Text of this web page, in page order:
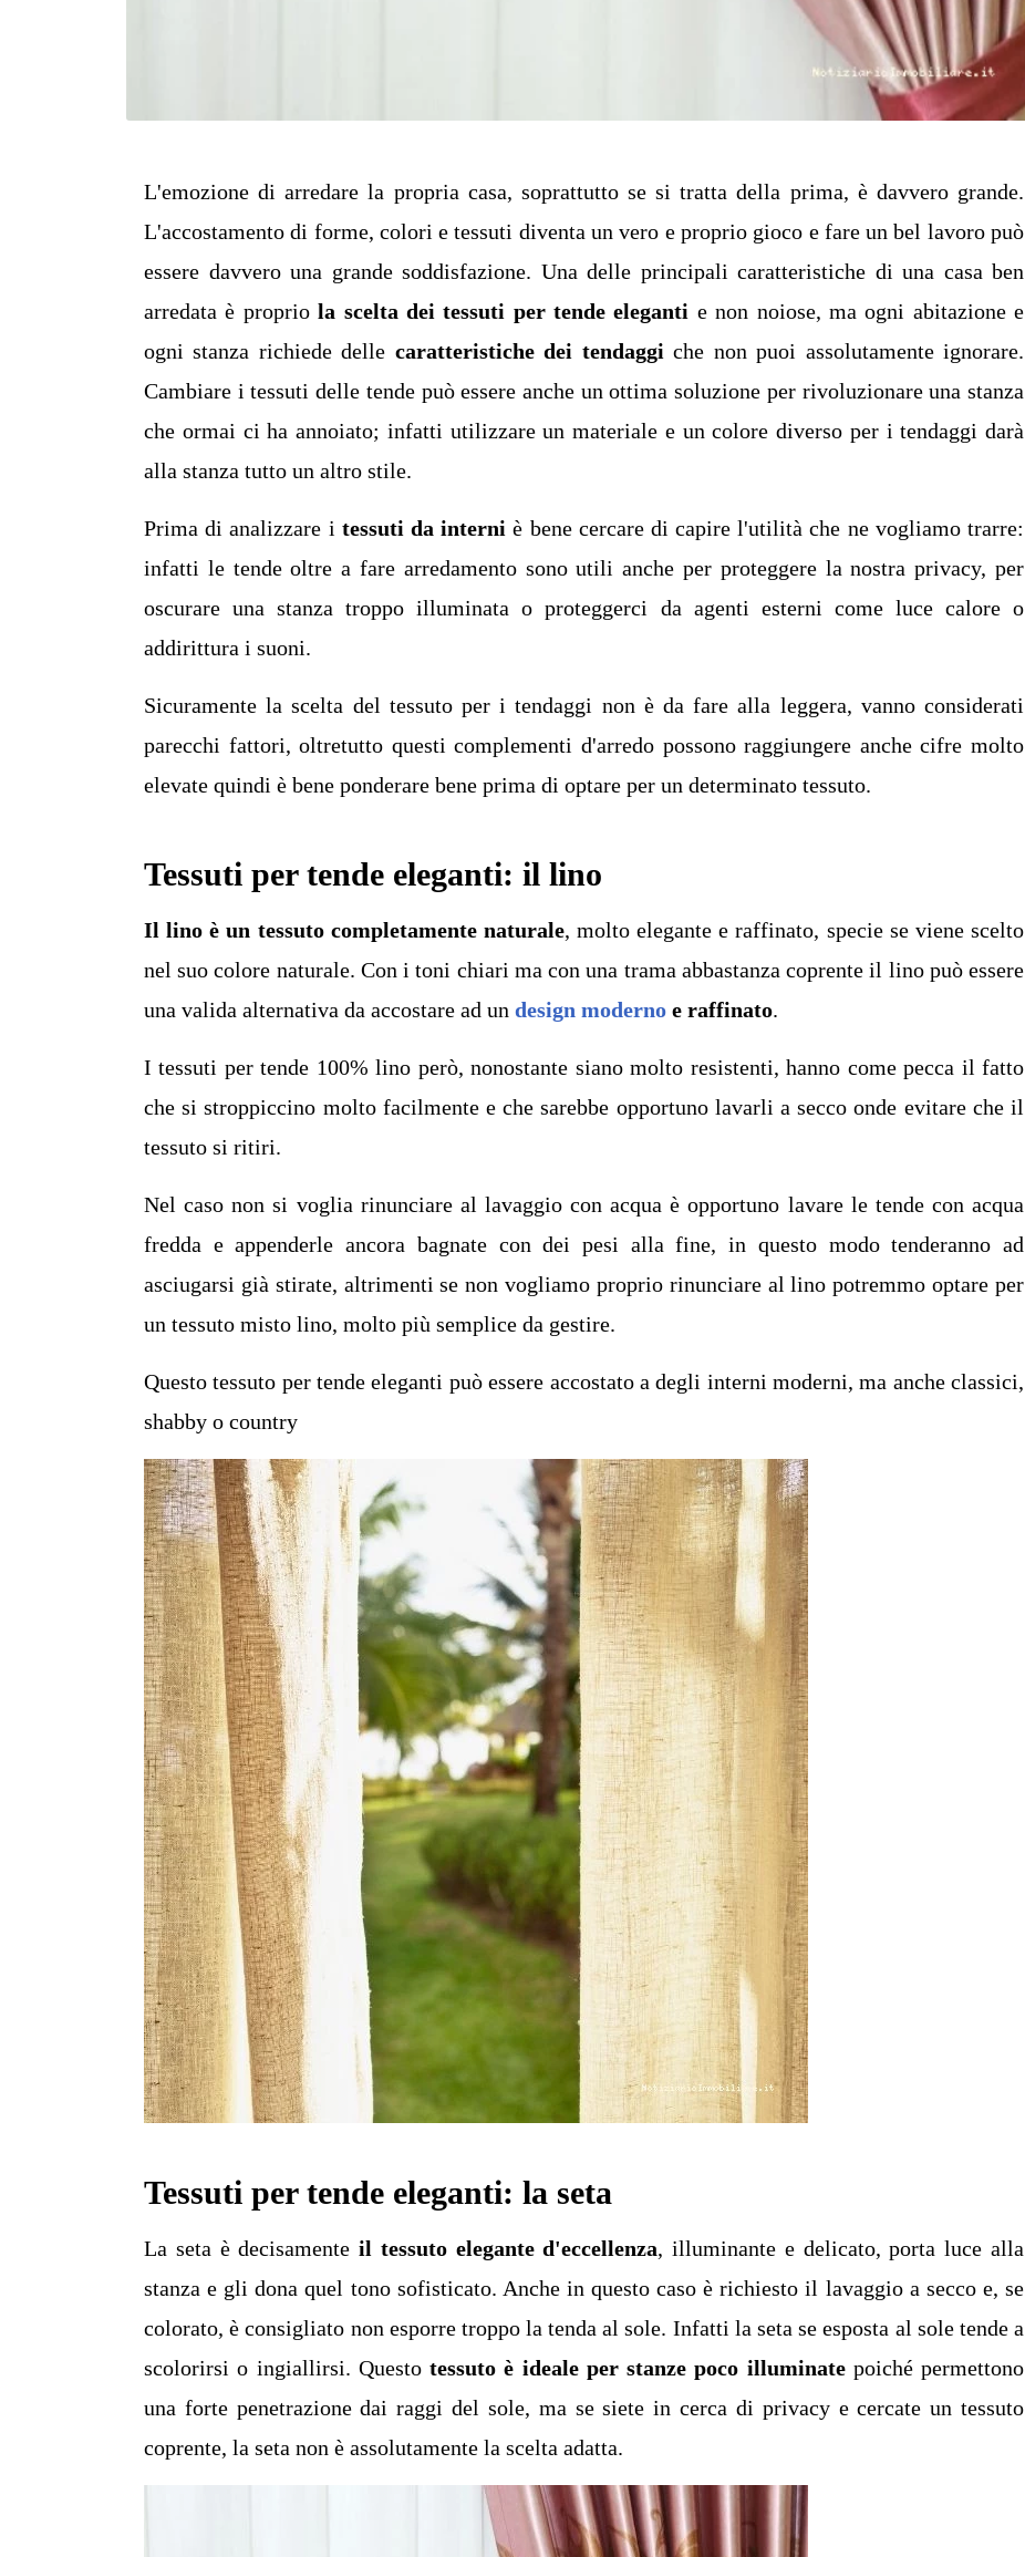
L'emozione di arredare la propria casa, soprattutto se si tratta della prima, è davvero grande.
L'accostamento di forme, colori e tessuti diventa un vero e proprio gioco e fare un bel lavoro può
essere davvero una grande soddisfazione. Una delle principali caratteristiche di una casa ben
arredata è propriola scelta dei tessuti per tende eleganti e non noiose, ma ogni abitazione e
ogni stanza richiede delle caratteristiche dei tendaggiche non puoi assolutamente ignorare.
Cambiare i tessuti delle tende può essere anche un ottima soluzione per rivoluzionare una stanza
che ormai ci ha annoiato; infatti utilizzare un materiale e un colore diverso per i tendaggi darà
alla stanza tutto un altro stile.
Prima di analizzare i tessuti da interni è bene cercare di capire l'utilità che ne vogliamo trarre:
infatti le tende oltre a fare arredamento sono utili anche per proteggere la nostra privacy, per
oscurare una stanza troppo illuminata o proteggerci da agenti esterni come luce calore o
addirittura i suoni.
Sicuramente la scelta del tessuto per i tendaggi non è da fare alla leggera, vanno considerati
parecchi fattori, oltretutto questi complementi d'arredo possono raggiungere anche cifre molto
elevate quindi è bene ponderare bene prima di optare per un determinato tessuto.
Tessuti per tende eleganti: il lino
Il lino è un tessuto completamente naturale, molto elegante e raffinato, specie se viene scelto
nel suo colore naturale. Con i toni chiari ma con una trama abbastanza coprente il lino può essere
una valida alternativa da accostare ad un design moderno e raffinato.
I tessuti per tende 100% lino però, nonostante siano molto resistenti, hanno come pecca il fatto
che si stroppiccino molto facilmente e che sarebbe opportuno lavarli a secco onde evitare che il
tessuto si ritiri.
Nel caso non si voglia rinunciare al lavaggio con acqua è opportuno lavare le tende con acqua
fredda e appenderle ancora bagnate con dei pesi alla fine, in questo modo tenderanno ad
asciugarsi già stirate, altrimenti se non vogliamo proprio rinunciare al lino potremmo optare per
un tessuto misto lino, molto più semplice da gestire.
Questo tessuto per tende eleganti può essere accostato a degli interni moderni, ma anche classici,
shabby o country
Tessuti per tende eleganti: la seta
La seta è decisamente il tessuto elegante d'eccellenza, illuminante e delicato, porta luce alla
stanza e gli dona quel tono sofisticato. Anche in questo caso è richiesto il lavaggio a secco e, se
colorato, è consigliato non esporre troppo la tenda al sole. Infatti la seta se esposta al sole tende a
scolorirsi o ingiallirsi. Questo tessuto è ideale per stanze poco illuminatepoiché permettono
una forte penetrazione dai raggi del sole, ma se siete in cerca di privacy e cercate un tessuto
coprente, la seta non è assolutamente la scelta adatta.